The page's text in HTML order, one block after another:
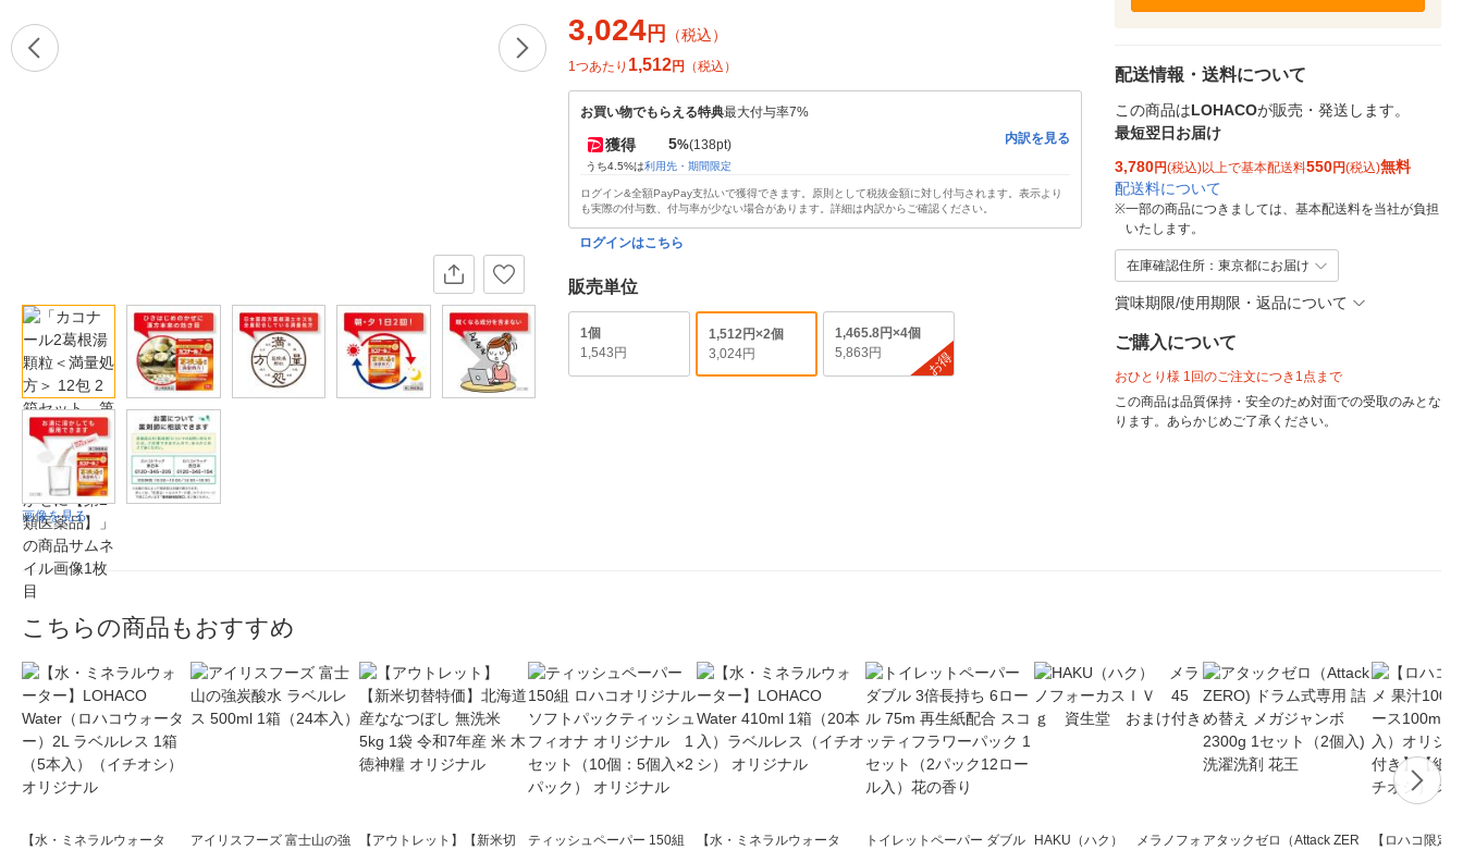
画像を見る
3,024 円 （税込）
1つあたり 1,512円 （税込）
お買い物でもらえる特典最大付与率7%
獲得 5%(138pt)
うち4.5%は利用先・期間限定
内訳を見る
ログイン&全額PayPay支払いで獲得できます。原則として税抜金額に対し付与されます。表示より
も実際の付与数、付与率が少ない場合があります。詳細は内訳からご確認ください。
ログインはこちら
販売単位
1個
1,543円
1,512円×2個
3,024円
1,465.8円×4個
5,863円
お得
配送情報・送料について
この商品はLOHACOが販売・発送します。
最短翌日お届け
3,780円(税込)以上で基本配送料550円(税込)無料
配送料について
※一部の商品につきましては、基本配送料を当社が負担
いたします。
在庫確認住所：東京都にお届け
賞味期限/使用期限・返品について
ご購入について
おひとり様 1回のご注文につき1点まで
この商品は品質保持・安全のため対面での受取のみとな
ります。あらかじめご了承ください。
こちらの商品もおすすめ
【水・ミネラルウォータ
アイリスフーズ 富士山の強
【アウトレット】【新米切
ティッシュペーパー 150組
【水・ミネラルウォータ
トイレットペーパー ダブル
HAKU（ハク） メラノフォ アタックゼロ（Attack ZER
【ロハコ限定